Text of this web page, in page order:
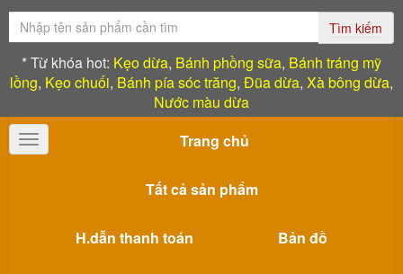
Tìm kiếm
* Từ khóa hot: Kẹo dừa, Bánh phồng sữa, Bánh tráng mỹ
lồng, Kẹo chuối, Bánh pía sóc trăng, Đũa dừa, Xà bông dừa,
Nước màu dừa
Toggle
navigation
Trang chủ
Tất cả sản phẩm
H.dẫn thanh toán Bản đồ